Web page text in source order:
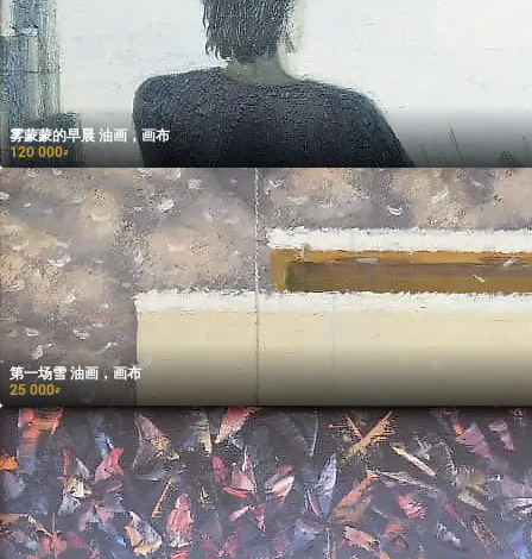
雾蒙蒙的早晨 油画，画布
120 000₽
第一场雪 油画，画布
25 000₽